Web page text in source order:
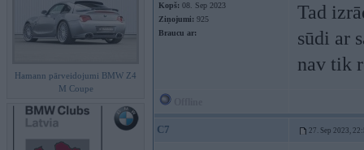
Hamann pārveidojumi BMW Z4
M Coupe
Kopš: 08. Sep 2023
Ziņojumi: 925
Braucu ar:
Tad
sūdi ar
nav tik
C7 27. Sep 2023,